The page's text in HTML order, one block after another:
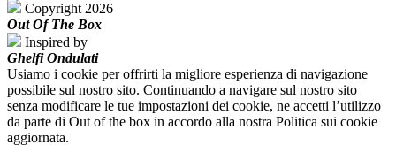
Copyright 2026
Out Of The Box
Inspired by
Ghelfi Ondulati
Usiamo i cookie per offrirti la migliore esperienza di navigazione
possibile sul nostro sito. Continuando a navigare sul nostro sito
senza modificare le tue impostazioni dei cookie, ne accetti l’utilizzo
da parte di Out of the box in accordo alla nostra Politica sui cookie
aggiornata.